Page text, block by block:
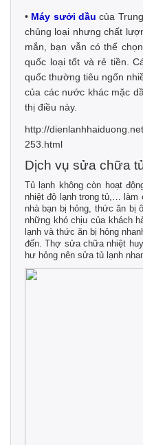
• Máy sưởi dầu của
chủng loại nhưng chất
mắn, bạn vẫn có thể
quốc loại tốt và rẻ tiền.
quốc thường tiêu ngốn
của các nước khác mặc
thị điều này.
http://
253.html
Dịch vụ sửa chữa
Tủ lạnh không còn hoạt
nhiệt độ lạnh trong tủ,… làm
nhà bạn bị hỏng, thức ăn bị
những khó chịu của khách
lạnh và thức ăn bị hỏng
đến. Thợ sửa chữa nhiệt
hư hỏng nên sửa tủ lạnh